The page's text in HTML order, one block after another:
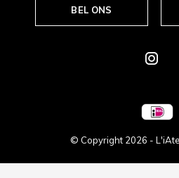
BEL ONS
© Copyright 2026 -